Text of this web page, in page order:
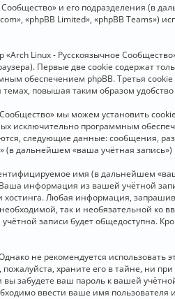
и его подразделения (в
«phpBB Limited», «phpBB
Linux - Русскоязычное
Первые две cookie содержат
обеспечением phpBB. Третья
повышая таким образом
мы можем установить
исключительно программным
следующие данные: сообщения,
(в дальнейшем «ваша учётная
имя (в дальнейшем
информация из вашей учётной
Любая информация,
так и необязательной
записи будет общедоступна.
не рекомендуется использовать
храните его в тайне, ни
забудете ваш пароль к вашей
ввести ваше имя